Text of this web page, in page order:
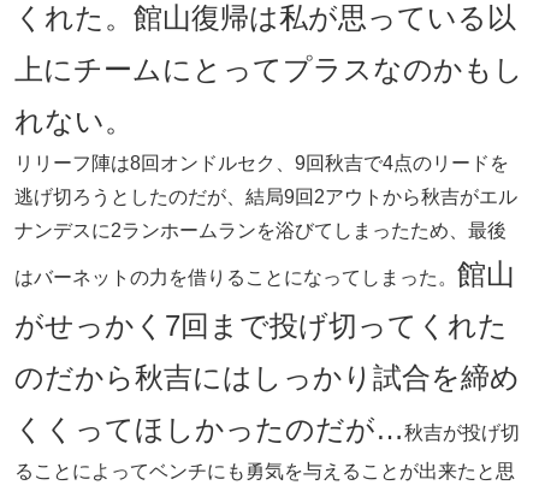
くれた。館山復帰は私が思っている以
上にチームにとってプラスなのかもし
れない。
リリーフ陣は8回オンドルセク、9回秋吉で4点のリードを
逃げ切ろうとしたのだが、結局9回2アウトから秋吉がエル
ナンデスに2ランホームランを浴びてしまったため、最後
はバーネットの力を借りることになってしまった。 館山
がせっかく7回まで投げ切ってくれた
のだから秋吉にはしっかり試合を締め
くくってほしかったのだが…秋吉が投げ切
ることによってベンチにも勇気を与えることが出来たと思